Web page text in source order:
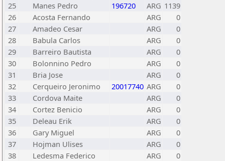
25
Manes Pedro 196720 ARG 1139
26
Acosta Fernando ARG
0
27
Amadeo Cesar ARG
0
28
Babula Carlos ARG
0
29
Barreiro Bautista ARG
0
30
Bolonnino Pedro ARG
0
31
Bria Jose ARG
0
32
Cerqueiro Jeronimo 20017740 ARG
0
33
Cordova Maite ARG
0
34
Cortez Benicio ARG
0
35
Deleau Erik ARG
0
36
Gary Miguel ARG
0
37
Hojman Ulises ARG
0
38
Ledesma Federico ARG
0